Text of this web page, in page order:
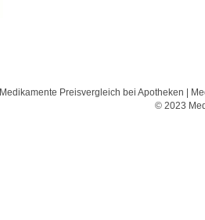
Medikamente Preisvergleich bei Apotheken |
© 2023